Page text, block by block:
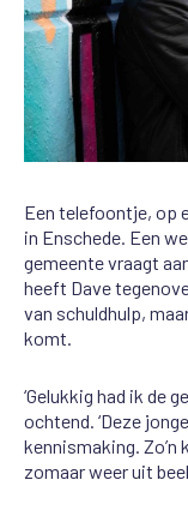
Een telefoontje, op
in Enschede. Een
gemeente vraagt
heeft Dave
van schuldhulp,
komt.
‘Gelukkig had ik de
ochtend. ‘Deze
kennismaking. Zo’n
zomaar weer uit